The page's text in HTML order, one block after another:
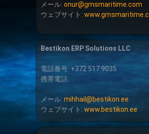
メール: onur@gmsmaritime.com
ウェブサイト:
Bestikon ERP Solutions LLC
電話番号: +372 517 9035
携帯電話:
メール: mihhail@bestikon.ee
ウェブサイト: www.bestikon.ee